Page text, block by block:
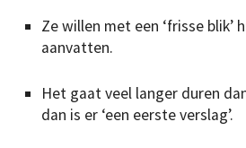
Ze willen met een ‘frisse blik’
aanvatten.
Het gaat veel langer duren
dan is er ‘een eerste verslag’.